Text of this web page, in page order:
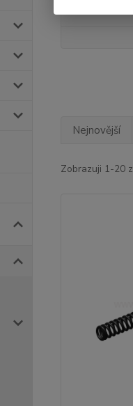
Nejnovější
Zobrazuji 1-20